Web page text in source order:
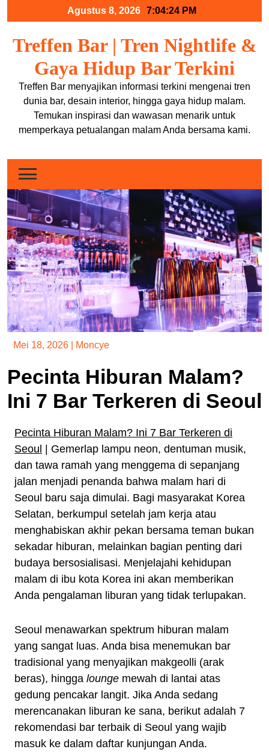
Agustus 8, 2026 7:04:25 PM
Treffen Bar | Tren Nightlife &
Gaya Hidup Bar Terkini
Treffen Bar menyajikan informasi terkini mengenai tren
dunia bar, desain interior, hingga gaya hidup malam.
Temukan inspirasi dan wawasan menarik untuk
memperkaya petualangan malam Anda bersama kami.
Mei 18, 2026 Moncye
Pecinta Hiburan Malam?
Ini 7 Bar Terkeren di Seoul
Pecinta Hiburan Malam? Ini 7 Bar Terkeren di
Seoul
| Gemerlap lampu neon, dentuman musik,
dan tawa ramah yang menggema di sepanjang
jalan menjadi penanda bahwa malam hari di
Seoul baru saja dimulai. Bagi masyarakat Korea
Selatan, berkumpul setelah jam kerja atau
menghabiskan akhir pekan bersama teman bukan
sekadar hiburan, melainkan bagian penting dari
budaya bersosialisasi. Menjelajahi kehidupan
malam di ibu kota Korea ini akan memberikan
Anda pengalaman liburan yang tidak terlupakan.
Seoul menawarkan spektrum hiburan malam
yang sangat luas. Anda bisa menemukan bar
tradisional yang menyajikan makgeolli (arak
beras), hingga lounge mewah di lantai atas
gedung pencakar langit. Jika Anda sedang
merencanakan liburan ke sana, berikut adalah 7
rekomendasi bar terbaik di Seoul yang wajib
masuk ke dalam daftar kunjungan Anda.